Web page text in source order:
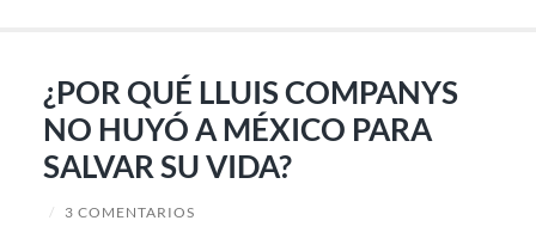
¿POR QUÉ LLUIS COMPANYS
NO HUYÓ A MÉXICO PARA
SALVAR SU VIDA?
/ 3 COMENTARIOS